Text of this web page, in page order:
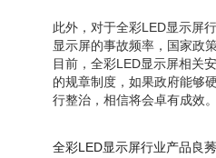
此外，对于全彩LED显示屏
显示屏的事故频率，国家政
目前，全彩LED显示屏相关
的规章制度，如果政府能够
行整治，相信将会卓有成效。
全彩LED显示屏行业产品良